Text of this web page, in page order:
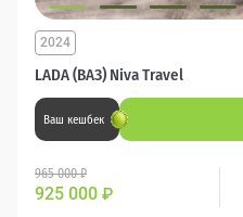
LADA (ВАЗ) Niva Travel
2024
Ваш кешбек
965 000 ₽
925 000 ₽